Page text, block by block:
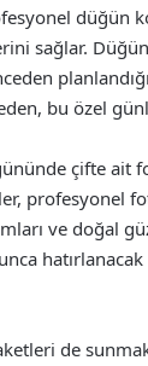
düğün
sağlar.
bu özel
çifte ait
profesyonel
ve doğal
de